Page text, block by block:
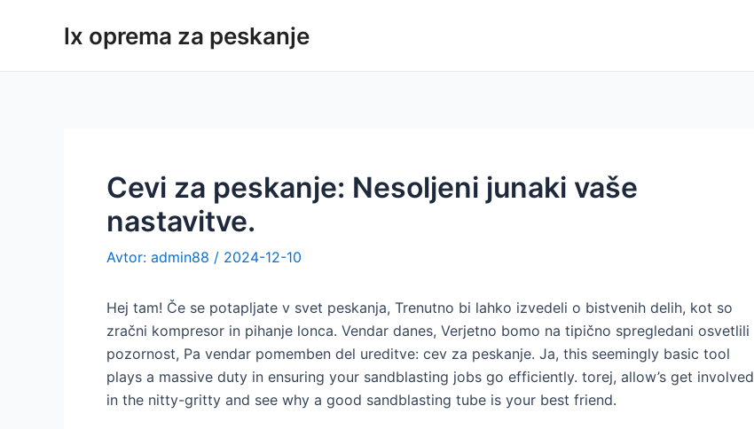
lx oprema za peskanje
Cevi za peskanje: Nesoljeni junaki vaše
nastavitve.
Avtor: admin88 / 2024-12-10
Hej tam! Če se potapljate v svet peskanja, Trenutno bi lahko izvedeli o bistvenih delih, kot so
zračni kompresor in pihanje lonca. Vendar danes, Verjetno bomo na tipično spregledani osvetlili
pozornost, Pa vendar pomemben del ureditve: cev za peskanje. Ja, this seemingly basic tool
plays a massive duty in ensuring your sandblasting jobs go efficiently. torej, allow’s get involved
in the nitty-gritty and see why a good sandblasting tube is your best friend.